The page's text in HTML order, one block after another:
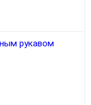
рукавом